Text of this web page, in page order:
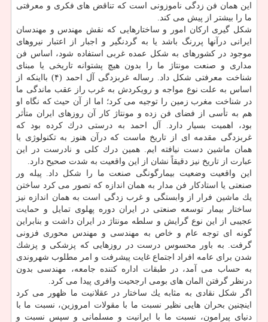
این همان فن زدگی ناموزونی است كه تناقض های فكری و معرفتی
ما را بیشتر از پیش می كند.
شكل گیری اركان امور و ساختارهایی كه نقش مهندس و مهندسان
ایرانی درآنها پررنگ باشد یا به گردنگیر و اجبار از اعتبار نیروهای
موجود در كشورهای به شكل عمده غربی استفاده شود، اساس فن
مداری و صنعت مونتاژ ما را بدون هیچ پشتوانه تاریخی یا مبنای
شناخت معرفتی شكل داد. رساله غربزدگی آل احمد (۴) بااینكه از
اساس به علت نوع مواجه و رویكردش به غرب راز عقب ماندگی ما
در شناخت مغرب زمین را توجیه می كرد؛ اما از آن حیث كه نگاه او
هم به تأسی از فضای فن زده و مونتاژ كار آن روزهای ایران متأثر
بود، اهمیت بسیار دارد. آل احمد به درستی درك كرده بود كه
غربزدگی مقدمه ای از تاریخ ماست كه درآن هنوز به تكنولوژی یا
همان ماشین دست نیافته ایم. همین درك كلی و نادرست در این
عبارت از تاریخ نیز دقیقاً نشان از این واقعیت به شدت صحیح دارد.
این واقعیت وضعیت بیمارگونگی صنعت ما را شكل داد. پیله ور
صنعتی یا استادكار فن مدار به همان اندازه كه تصور می كرد ساختن
یك ماشین فرار از وابستگی و غرب زدگی است به همان اندازه نیز
ساختار بیمار توسعه صنعتی در ایران دوره پهلوی تمایل و حمایت
عجیبی از این نوع گرایش و سلطه مونتاژ در ایران داشت و بنابراین
گونه ای توجه عام و خاص به مهندسی و مهندس محوری فزونی
گرفت. به باور محسوس درست در روزهایی كه پزشكی و پزشك
شدن برای عامه افراد اجتماع غایت پیشرفت و امر مطلوب شهروندی
به حساب می آمد، در طبقات اداره كننده جامعه، مهندسی بدون
درنظر گرفتن المان های بومی ارجحیت وافری پیدا می كرد.
اگر شكل نقادی به مثابه یك ساختار در عقلانیت ما ظهور می كرد
اینچنین بحران هایی نظیر نسبت ما با مقولات امروزین، نسبت ما با
دنیای پیرامون، نسبت ما با ایرانیت و مسلمانی و سپس نسبت و